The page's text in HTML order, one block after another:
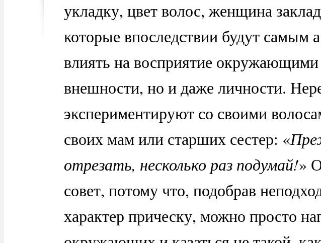
укладку, цвет волос, женщина
которые впоследствии будут самым
влиять на восприятие окружающими
внешности, но и даже личности.
экспериментируют со своими
своих мам или старших сестер: «
отрезать, несколько раз подумай!»
совет, потому что, подобрав
характер прическу, можно просто